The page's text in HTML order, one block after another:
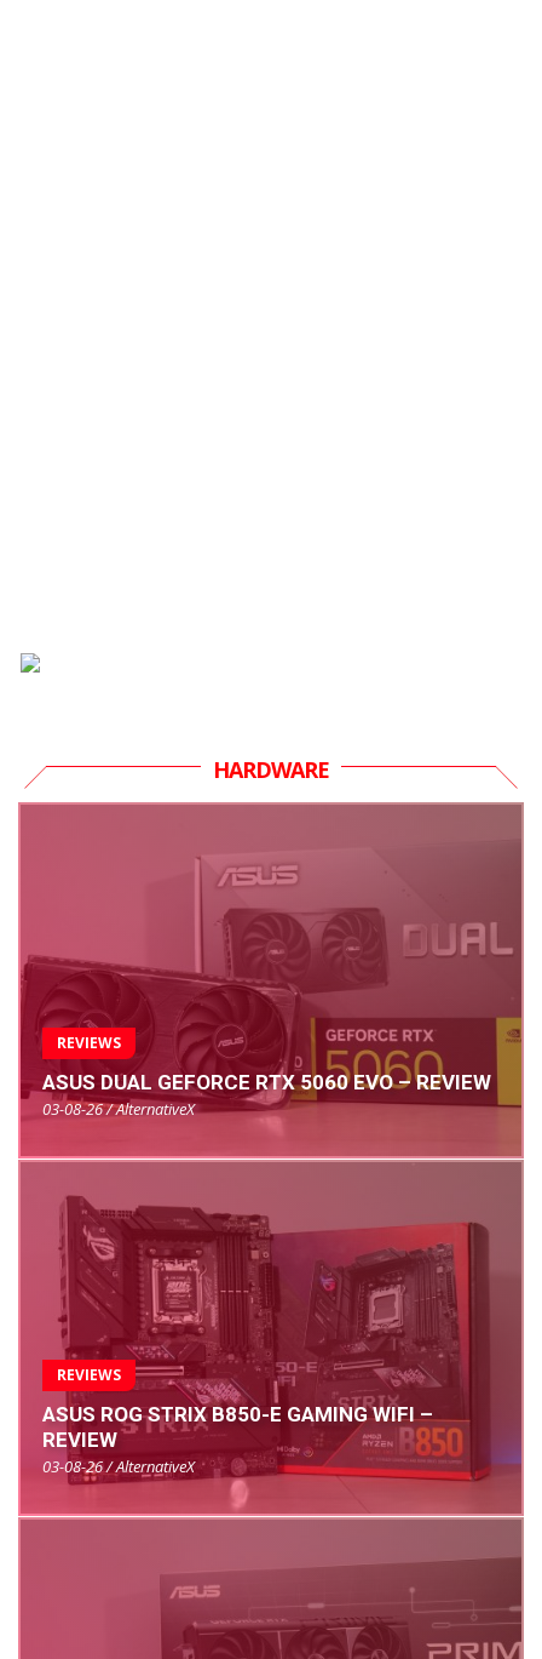
HARDWARE
REVIEWS
ASUS DUAL GEFORCE RTX 5060 EVO – REVIEW
03-08-26 / AlternativeX
REVIEWS
ASUS ROG STRIX B850-E GAMING WIFI –
REVIEW
03-08-26 / AlternativeX